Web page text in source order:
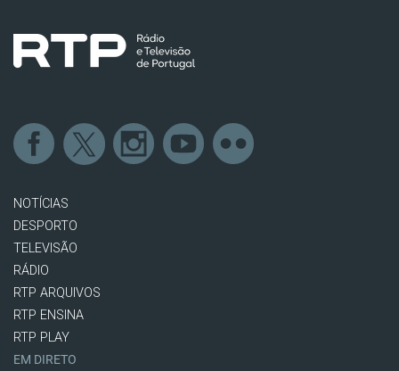
NOTÍCIAS
DESPORTO
TELEVISÃO
RÁDIO
RTP ARQUIVOS
RTP ENSINA
RTP PLAY
EM DIRETO